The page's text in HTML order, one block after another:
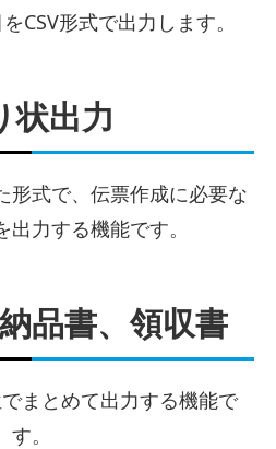
CSV形式で出力します。
状出力
形式で、伝票作成に必要な
力する機能です。
品書、領収書
まとめて出力する機能で
す。